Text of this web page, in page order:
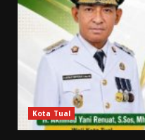
Kota Tual